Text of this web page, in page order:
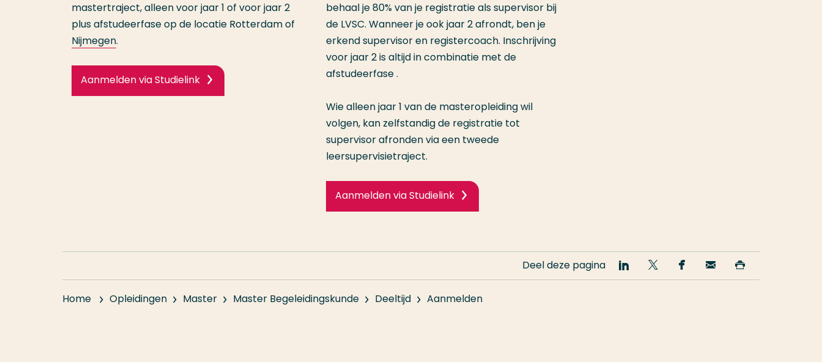
mastertraject, alleen voor jaar 1 of voor jaar 2
plus afstudeerfase op de locatie Rotterdam of
Nijmegen.
Aanmelden via Studielink
behaal je 80% van je registratie als supervisor bij
de LVSC. Wanneer je ook jaar 2 afrondt, ben je
erkend supervisor en registercoach. Inschrijving
voor jaar 2 is altijd in combinatie met de
afstudeerfase .
Wie alleen jaar 1 van de masteropleiding wil
volgen, kan zelfstandig de registratie tot
supervisor afronden via een tweede
leersupervisietraject.
Aanmelden via Studielink
Home Opleidingen Master Master Begeleidingskunde Deeltijd Aanmelden
Deel deze pagina
Deel
op
Deel
op
Deel
op
Email
deze deze